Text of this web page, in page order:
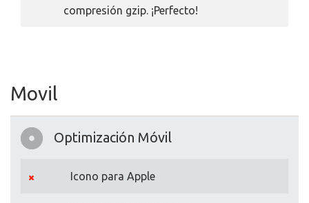
compresión gzip. ¡Perfecto!
Movil
Optimización Móvil
Icono para Apple